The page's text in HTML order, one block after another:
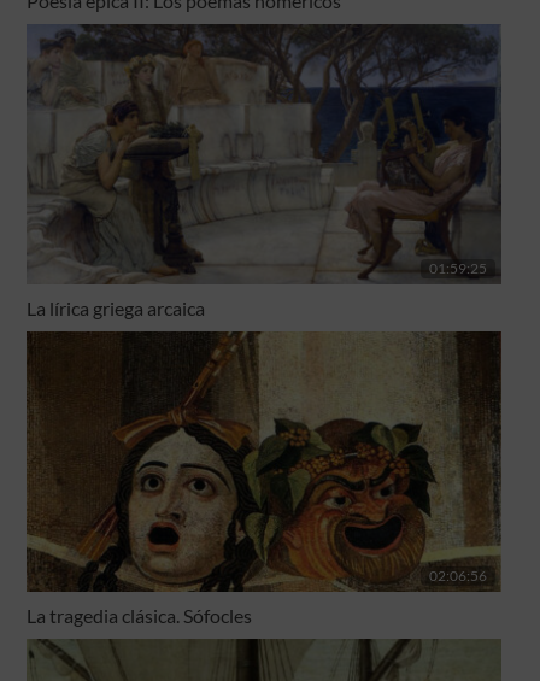
01:59:25
La lírica griega arcaica
02:06:56
La tragedia clásica. Sófocles